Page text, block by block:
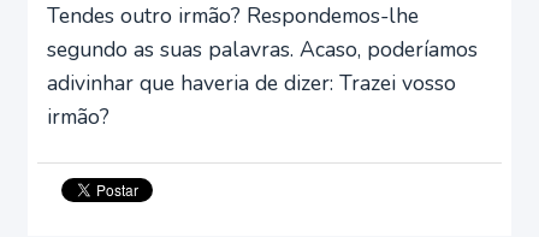
Tendes outro irmão? Respondemos-lhe
segundo as suas palavras. Acaso, poderíamos
adivinhar que haveria de dizer: Trazei vosso
irmão?